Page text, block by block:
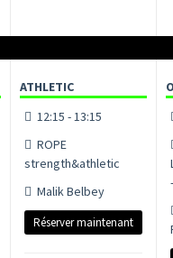
ATHLETIC
12:15 - 13:15
ROPE
strength&athletic
Malik Belbey
Réserver maintenant